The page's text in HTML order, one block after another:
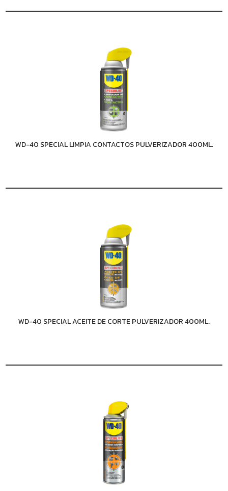
WD-40 SPECIAL LIMPIA CONTACTOS PULVERIZADOR 400ML.
WD-40 SPECIAL ACEITE DE CORTE PULVERIZADOR 400ML.